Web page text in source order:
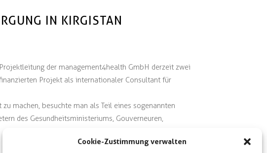
Cookie-Zustimmung verwalten
IN KIRGISTAN
der management4health GmbH derzeit zwei
Projekt als internationaler Consultant für
machen, besuchte man als Teil eines sogenannten
des Gesundheitsministeriums, Gouverneuren,